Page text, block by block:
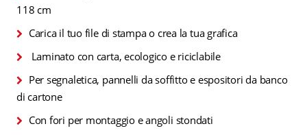
118 cm
Carica il tuo file di stampa o crea la tua grafica
Laminato con carta, ecologico e riciclabile
Per segnaletica, pannelli da soffitto e espositori da banco
di cartone
Con fori per montaggio e angoli stondati